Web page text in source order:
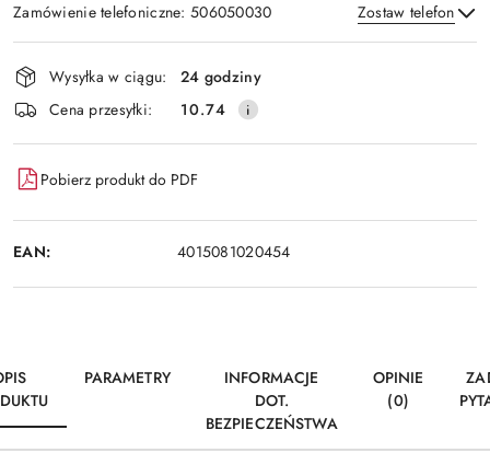
Zamówienie telefoniczne: 506050030 Zostaw telefon
Wyślij
Dostępność
i
dostawa
Wysyłka w ciągu:
24 godziny
Cena przesyłki:
10.74
Pobierz produkt do PDF
EAN: 4015081020454
PARAMETRY
INFORMACJE
DOT.
BEZPIECZEŃSTWA
OPINIE
(0)